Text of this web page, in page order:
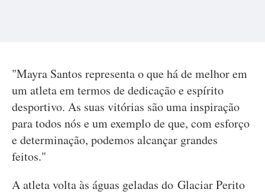
"Mayra Santos representa o que há de melhor em
um atleta em termos de dedicação e espírito
desportivo. As suas vitórias são uma inspiração
para todos nós e um exemplo de que, com esforço
e determinação, podemos alcançar grandes
feitos."
A atleta volta às águas geladas do Glaciar Perito